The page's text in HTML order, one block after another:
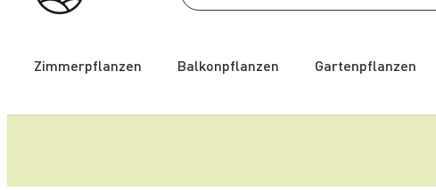
Zimmerpflanzen Balkonpflanzen Gartenpflanzen